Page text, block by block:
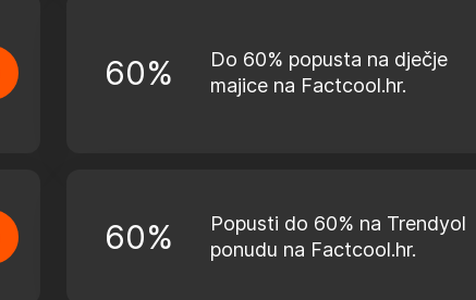
60%
Do 60% popusta na dječje
majice na Factcool.hr.
60%
Popusti do 60% na Trendyol
ponudu na Factcool.hr.